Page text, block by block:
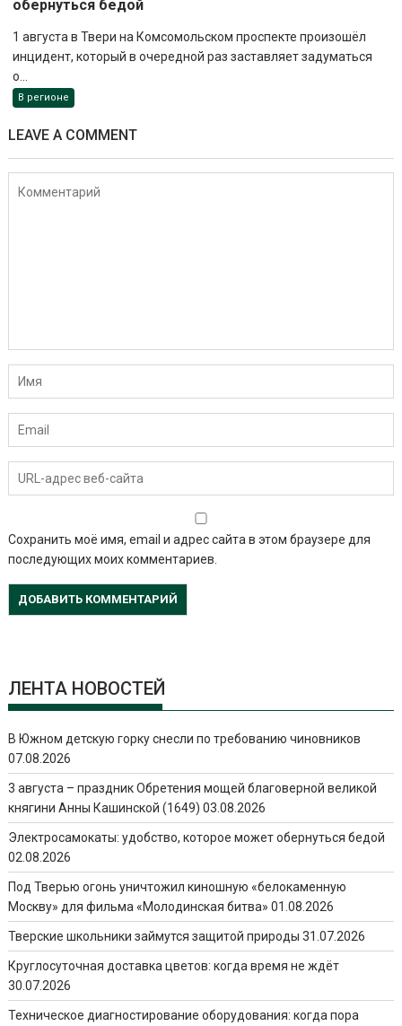
обернуться бедой
1 августа в Твери на Комсомольском проспекте произошёл
инцидент, который в очередной раз заставляет задуматься
о...
В регионе
LEAVE A COMMENT
Сохранить моё имя, email и адрес сайта в этом браузере для
последующих моих комментариев.
ЛЕНТА НОВОСТЕЙ
В Южном детскую горку снесли по требованию чиновников
07.08.2026
3 августа – праздник Обретения мощей благоверной великой
княгини Анны Кашинской (1649) 03.08.2026
Электросамокаты: удобство, которое может обернуться бедой
02.08.2026
Под Тверью огонь уничтожил киношную «белокаменную
Москву» для фильма «Молодинская битва» 01.08.2026
Тверские школьники займутся защитой природы 31.07.2026
Круглосуточная доставка цветов: когда время не ждёт
30.07.2026
Техническое диагностирование оборудования: когда пора